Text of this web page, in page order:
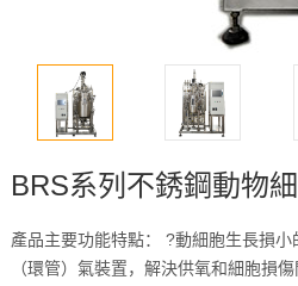
BRS系列不銹鋼動物
產品主要功能特點： ?動細胞生長損
（環管）氣裝置，解決供氧和細胞損